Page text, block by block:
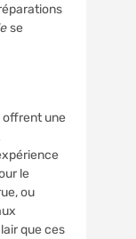
se
offrent une
le
ou
que ces